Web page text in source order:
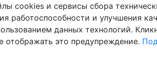
cookies и сервисы сбора
работоспособности и улучшения
данных технологий.
отображать это предупреждение.